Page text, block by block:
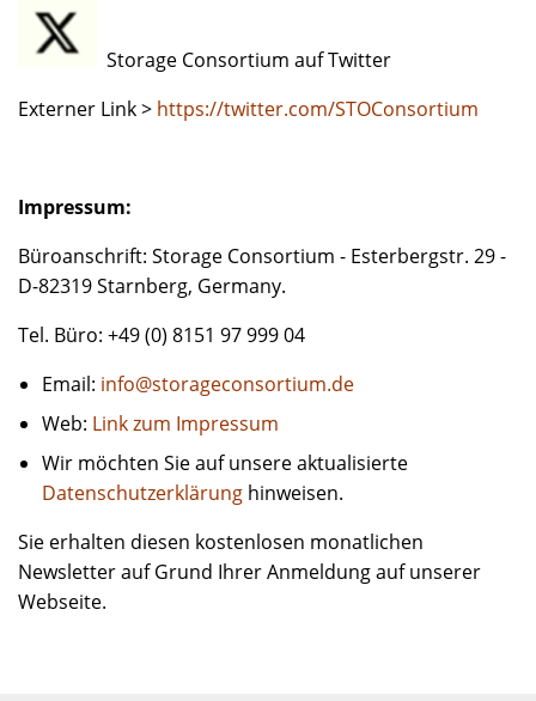
Storage Consortium auf Twitter
Externer Link > https://twitter.com/STOConsortium
Impressum:
Büroanschrift: Storage Consortium - Esterbergstr. 29 -
D-82319 Starnberg, Germany.
Tel. Büro: +49 (0) 8151 97 999 04
Email: info@storageconsortium.de
Web: Link zum Impressum
Wir möchten Sie auf unsere aktualisierte
Datenschutzerklärung hinweisen.
Sie erhalten diesen kostenlosen monatlichen
Newsletter auf Grund Ihrer Anmeldung auf unserer
Webseite.